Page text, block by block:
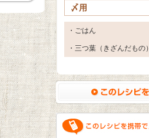
〆用
・ごはん
・三つ葉（きざんだもの）